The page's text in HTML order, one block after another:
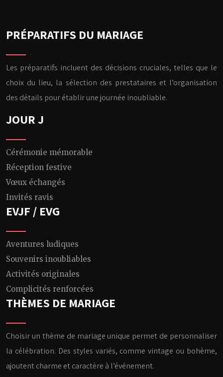
PRÉPARATIFS DU MARIAGE
Les préparatifs incluent des décisions cruciales, telles que le
choix du lieu, la sélection des prestataires et l’organisation
des détails pour établir une journée inoubliable.
JOUR J
Cérémonie mémorable
Réception festive
Vœux échangés
Invités ravis
EVJF / EVG
Aventures ludiques
Souvenirs inoubliables
Activités originales
Complicités renforcées
THÈMES DE MARIAGE
Choisir un thème de mariage unique permet de personnaliser
la célébration. Des styles variés, comme vintage ou bohème,
ajoutent charme et caractère à l’événement.